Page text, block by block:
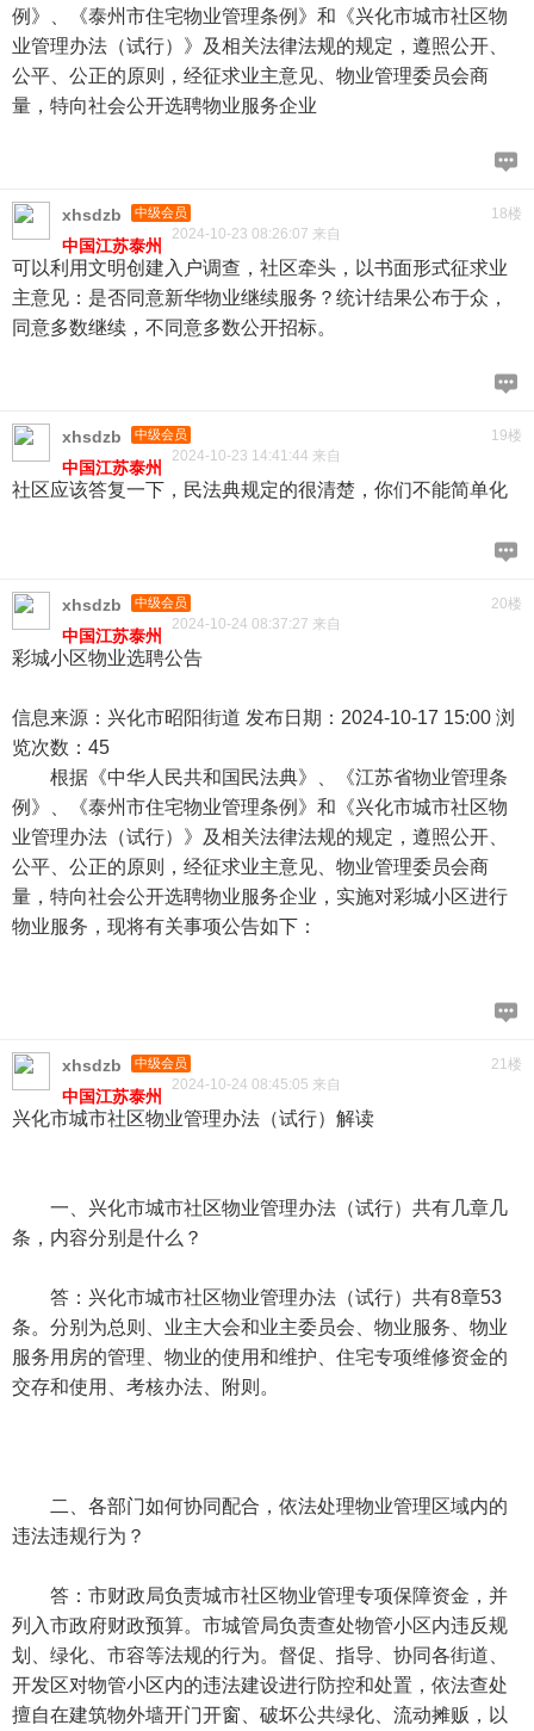
例》、《泰州市住宅物业管理条例》和《兴化市城市社区物
业管理办法（试行）》及相关法律法规的规定，遵照公开、
公平、公正的原则，经征求业主意见、物业管理委员会商
量，特向社会公开选聘物业服务企业
18楼
xhsdzb 中级会员
2024-10-23 08:26:07 来自
中国江苏泰州
可以利用文明创建入户调查，社区牵头，以书面形式征求业
主意见：是否同意新华物业继续服务？统计结果公布于众，
同意多数继续，不同意多数公开招标。
19楼
xhsdzb 中级会员
2024-10-23 14:41:44 来自
中国江苏泰州
社区应该答复一下，民法典规定的很清楚，你们不能简单化
20楼
xhsdzb 中级会员
2024-10-24 08:37:27 来自
中国江苏泰州
彩城小区物业选聘公告
信息来源：兴化市昭阳街道 发布日期：2024-10-17 15:00 浏
览次数：45
根据《中华人民共和国民法典》、《江苏省物业管理条
例》、《泰州市住宅物业管理条例》和《兴化市城市社区物
业管理办法（试行）》及相关法律法规的规定，遵照公开、
公平、公正的原则，经征求业主意见、物业管理委员会商
量，特向社会公开选聘物业服务企业，实施对彩城小区进行
物业服务，现将有关事项公告如下：
21楼
xhsdzb 中级会员
2024-10-24 08:45:05 来自
中国江苏泰州
兴化市城市社区物业管理办法（试行）解读
一、兴化市城市社区物业管理办法（试行）共有几章几
条，内容分别是什么？
答：兴化市城市社区物业管理办法（试行）共有8章53
条。分别为总则、业主大会和业主委员会、物业服务、物业
服务用房的管理、物业的使用和维护、住宅专项维修资金的
交存和使用、考核办法、附则。
二、各部门如何协同配合，依法处理物业管理区域内的
违法违规行为？
答：市财政局负责城市社区物业管理专项保障资金，并
列入市政府财政预算。市城管局负责查处物管小区内违反规
划、绿化、市容等法规的行为。督促、指导、协同各街道、
开发区对物管小区内的违法建设进行防控和处置，依法查处
擅自在建筑物外墙开门开窗、破坏公共绿化、流动摊贩，以